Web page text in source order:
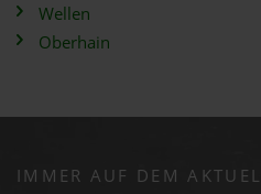
Wellen
Oberhain
IMMER AUF DEM